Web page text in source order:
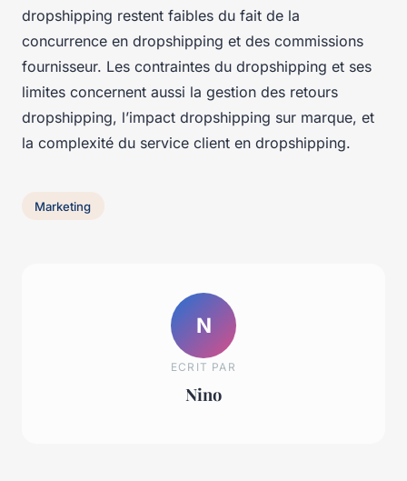
dropshipping restent faibles du fait de la
concurrence en dropshipping et des commissions
fournisseur. Les contraintes du dropshipping et ses
limites concernent aussi la gestion des retours
dropshipping, l’impact dropshipping sur marque, et
la complexité du service client en dropshipping.
Marketing
N
ECRIT PAR
Nino